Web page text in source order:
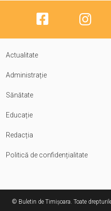
Actualitate
Administrație
Sănătate
Educație
Redacția
Politică de confidențialitate
© Buletin de Timișoara. Toate